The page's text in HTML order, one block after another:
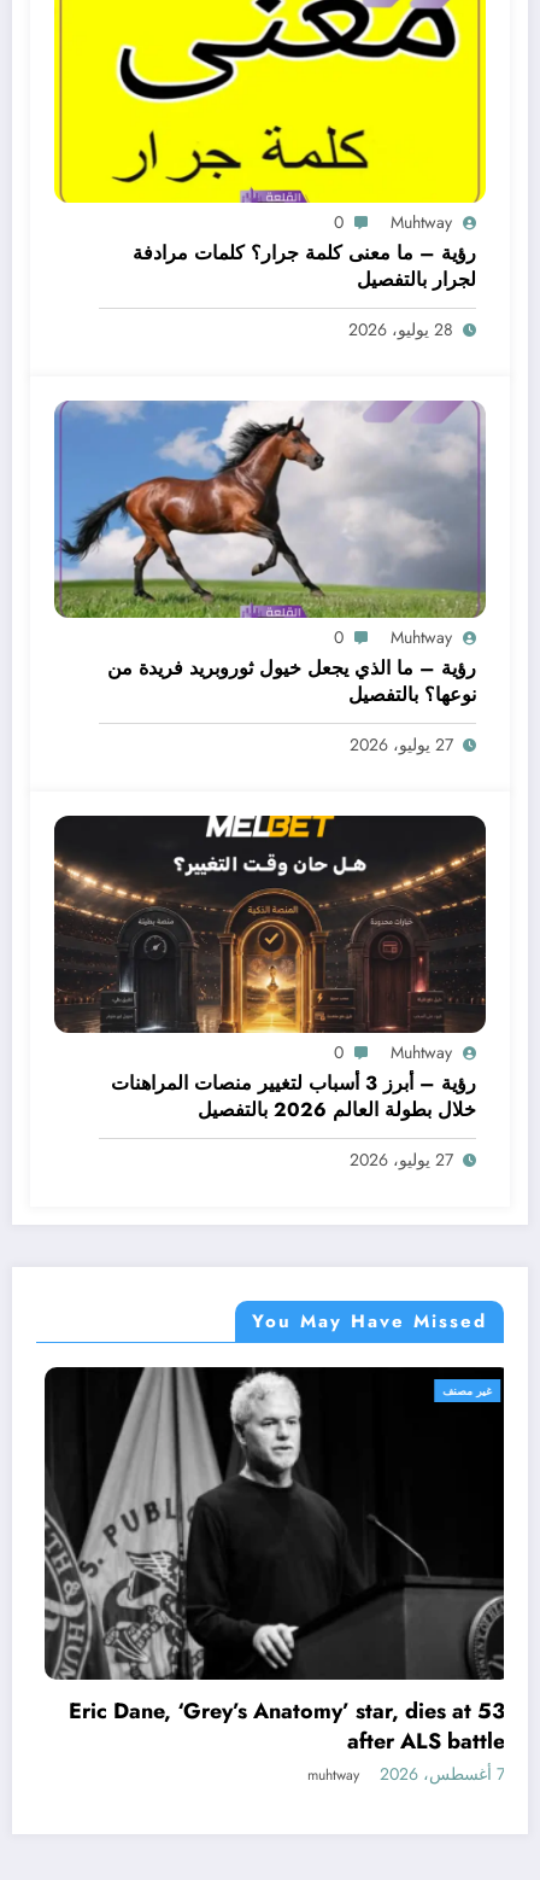
Muhtway
0
رؤية – ما معنى كلمة جرار؟ كلمات مرادفة
لجرار بالتفصيل
28 يوليو، 2026
Muhtway
0
رؤية – ما الذي يجعل خيول ثوروبريد فريدة من
نوعها؟ بالتفصيل
27 يوليو، 2026
Muhtway
0
رؤية – أبرز 3 أسباب لتغيير منصات المراهنات
خلال بطولة العالم 2026 بالتفصيل
27 يوليو، 2026
You May Have Missed
غير مصنف
Eric Dane, ‘Grey’s Anatomy’ star, dies at 53
after ALS battle
7 أغسطس، 2026 muhtway